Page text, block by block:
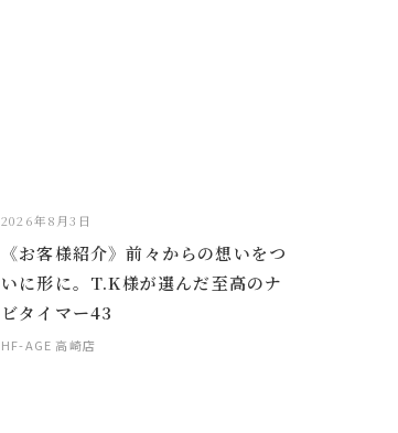
2026年8月3日
《お客様紹介》前々からの想いをつ
いに形に。T.K様が選んだ至高のナ
ビタイマー43
HF-AGE 高崎店